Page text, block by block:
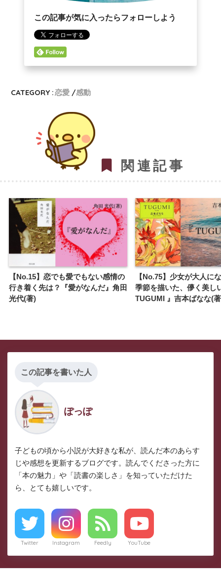
この記事が気に入ったらフォローしよう
CATEGORY :恋愛 感動
関連記事
【No.15】恋でも愛でもない感情の
行き着く先は？『愛がなんだ』角田
光代(著)
【No.75】少女が大人に
季節を描いた、儚く美し
TUGUMI 』吉本ばなな(
この記事を書いた人
ぽっぽ
子どもの頃から小説が大好きな私が、読んだ本のあらす
じや感想を更新するブログです。読んでくださった方に
「本の魅力」や「読書の楽しさ」を知っていただけた
ら、とても嬉しいです。
Twitter Instagram Feedly YouTube